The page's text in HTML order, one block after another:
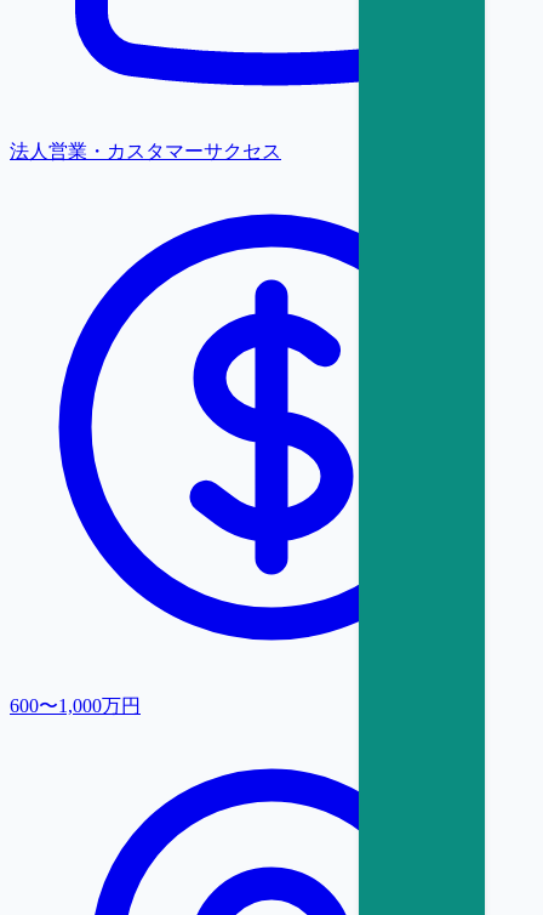
法人営業・カスタマーサクセス
600〜1,000万円